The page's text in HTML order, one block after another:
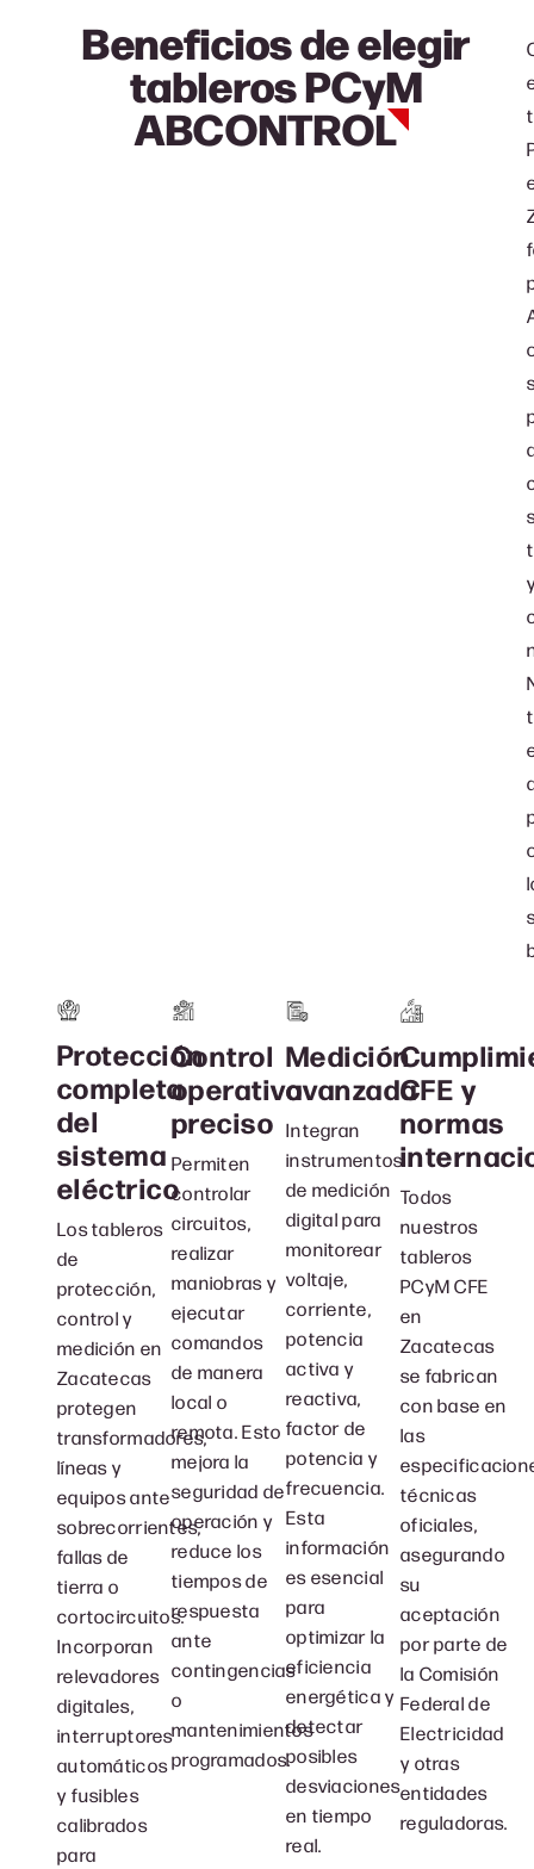
Beneficios de elegir
tableros PCyM
ABCONTROL
Protección
completa
del
sistema
eléctrico
Los tableros
de
protección,
control y
medición en
Zacatecas
protegen
transformadores,
líneas y
equipos ante
sobrecorrientes,
fallas de
tierra o
cortocircuitos.
Incorporan
relevadores
digitales,
interruptores
automáticos
y fusibles
calibrados
para
Control
operativo
preciso
Permiten
controlar
circuitos,
realizar
maniobras y
ejecutar
comandos
de manera
local o
remota. Esto
mejora la
seguridad de
operación y
reduce los
tiempos de
respuesta
ante
contingencias
o
mantenimientos
programados.
Medición
avanzada
Integran
instrumentos
de medición
digital para
monitorear
voltaje,
corriente,
potencia
activa y
reactiva,
factor de
potencia y
frecuencia.
Esta
información
es esencial
para
optimizar la
eficiencia
energética y
detectar
posibles
desviaciones
en tiempo
real.
CFE y
normas
Todos
nuestros
tableros
PCyM CFE
en
Zacatecas
se fabrican
con base en
las
técnicas
oficiales,
asegurando
su
aceptación
por parte de
la Comisión
Federal de
Electricidad
y otras
entidades
reguladoras.